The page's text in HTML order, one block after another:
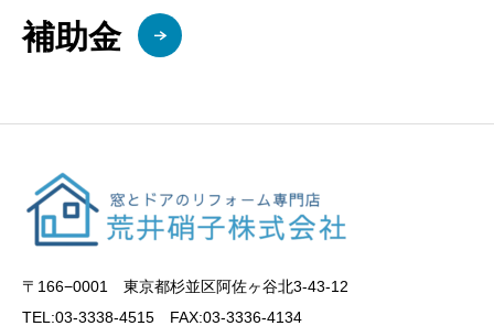
補助金
〒166−0001 東京都杉並区阿佐ヶ谷北3-43-12
TEL:03-3338-4515 FAX:03-3336-4134